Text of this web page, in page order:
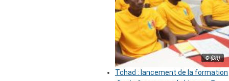
© (DR)
Tchad : lancement de la formation